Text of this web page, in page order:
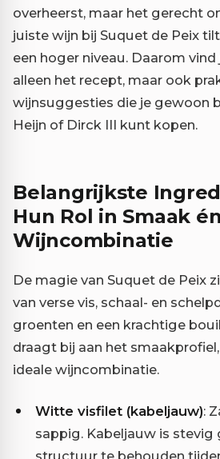
overheerst, maar het gerecht
juiste wijn bij Suquet de Peix
een hoger niveau. Daarom
alleen het recept, maar ook
wijnsuggesties die je gewoon
Heijn of Dirck III kunt kopen.
Belangrijkste
Hun Rol in Smaak én
Wijncombinatie
De magie van Suquet de Peix
van verse vis, schaal- en
groenten en een krachtige
draagt bij aan het
ideale wijncombinatie.
Witte visfilet (kabeljauw):
sappig. Kabeljauw is stevig